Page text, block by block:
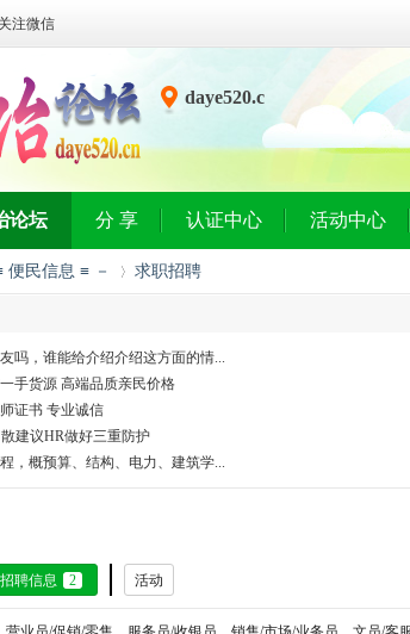
关注微信
daye520.c
论坛 分 享 认证中心 活动中心
便民信息 ≡ －
›
求职招聘
吗，谁能给介绍介绍这方面的情...
手货源 高端品质亲民价格
证书 专业诚信
建议HR做好三重防护
，概预算、结构、电力、建筑学...
招聘信息 2 活动